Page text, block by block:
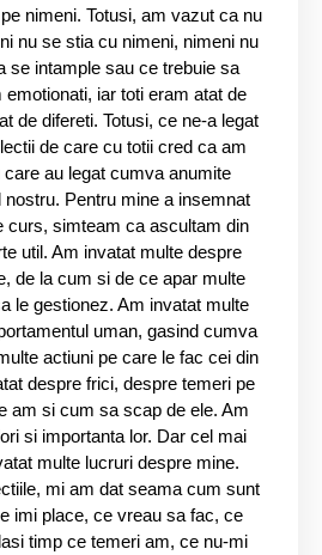
nimeni. Totusi, am vazut ca nu
nu se stia cu nimeni, nimeni nu
se intample sau ce trebuie sa
iar toti eram atat de
de difereti. Totusi, ce ne-a legat
de care cu totii cred ca am
au legat cumva anumite
Pentru mine a insemnat
curs, simteam ca ascultam din
util. Am invatat multe despre
de la cum si de ce apar multe
le gestionez. Am invatat multe
uman, gasind cumva
actiuni pe care le fac cei din
despre frici, despre temeri pe
am si cum sa scap de ele. Am
si importanta lor. Dar cel mai
multe lucruri despre mine.
mi am dat seama cum sunt
imi place, ce vreau sa fac, ce
timp ce temeri am, ce nu-mi